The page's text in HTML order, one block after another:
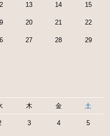
13 14 15
20 21 22
27 28 29
木 金 土
3 4 5